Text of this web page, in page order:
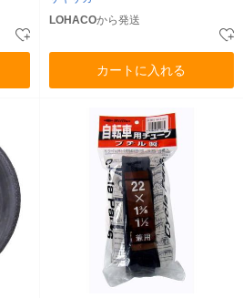
LOHACOから発送
カートに入れる